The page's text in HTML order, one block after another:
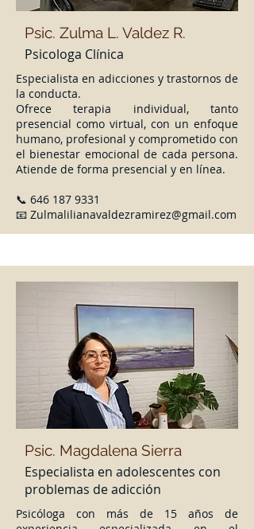
Psic. Zulma L. Valdez R.
Psicologa Clínica
Especialista en adicciones y trastornos de
la conducta.
Ofrece terapia individual, tanto
presencial como virtual, con un enfoque
humano, profesional y comprometido con
el bienestar emocional de cada persona.
Atiende de forma presencial y en línea.
📞 646 187 9331
📧 Zulmalilianavaldezramirez@gmail.com
Psic. Magdalena Sierra
Especialista en adolescentes con
problemas de adicción
Psicóloga con más de 15 años de